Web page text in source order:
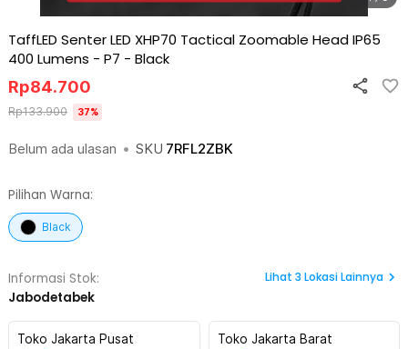
TaffLED Senter LED XHP70 Tactical Zoomable Head IP65
400 Lumens - P7 - Black
Belum ada ulasan • SKU 7RFL2ZBK
Rp84.700
Rp133.900 37%
Pilihan Warna:
Black
Informasi Stok:
Jabodetabek
Lihat 3 Lokasi Lainnya
Toko Jakarta Pusat Toko Jakarta Barat